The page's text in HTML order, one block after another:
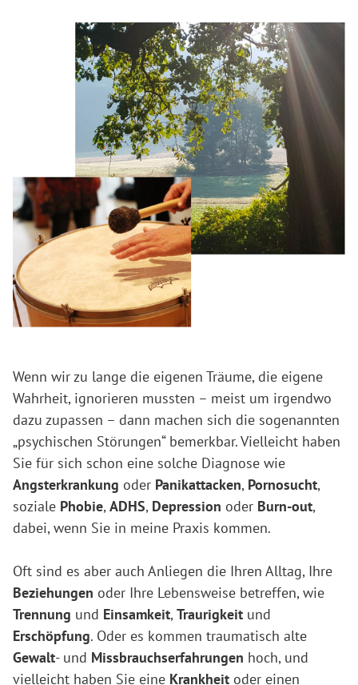
Wenn wir zu lange die eigenen Träume, die eigene
Wahrheit, ignorieren mussten – meist um irgendwo
dazu zupassen – dann machen sich die sogenannten
„psychischen Störungen“ bemerkbar. Vielleicht haben
Sie für sich schon eine solche Diagnose wie
Angsterkrankung oder Panikattacken, Pornosucht,
soziale Phobie, ADHS, Depression oder Burn-out,
dabei, wenn Sie in meine Praxis kommen.
Oft sind es aber auch Anliegen die Ihren Alltag, Ihre
Beziehungen oder Ihre Lebensweise betreffen, wie
Trennung und Einsamkeit, Traurigkeit und
Erschöpfung. Oder es kommen traumatisch alte
Gewalt- und Missbrauchserfahrungen hoch, und
vielleicht haben Sie eine Krankheit oder einen